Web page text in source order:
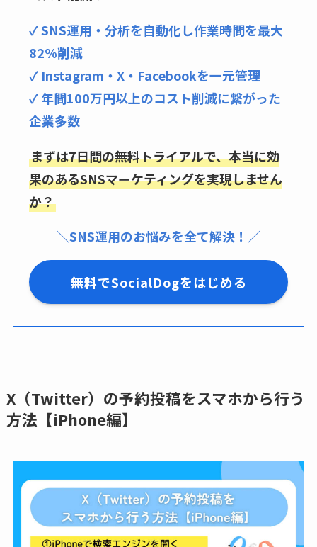
✓ SNS運用・分析を自動化し作業時間を最大
82%削減
✓ Instagram・X・Facebookを一元管理
✓ 年間100万円以上のコスト削減に繋がった
企業多数
まずは7日間の無料トライアルで、本当に効
果のあるSNSマーケティングを実現しません
か？
＼SNS運用のお悩みを全て解決！／
無料でSocialDogをはじめる
X（Twitter）の予約投稿をスマホから行う
方法【iPhone編】